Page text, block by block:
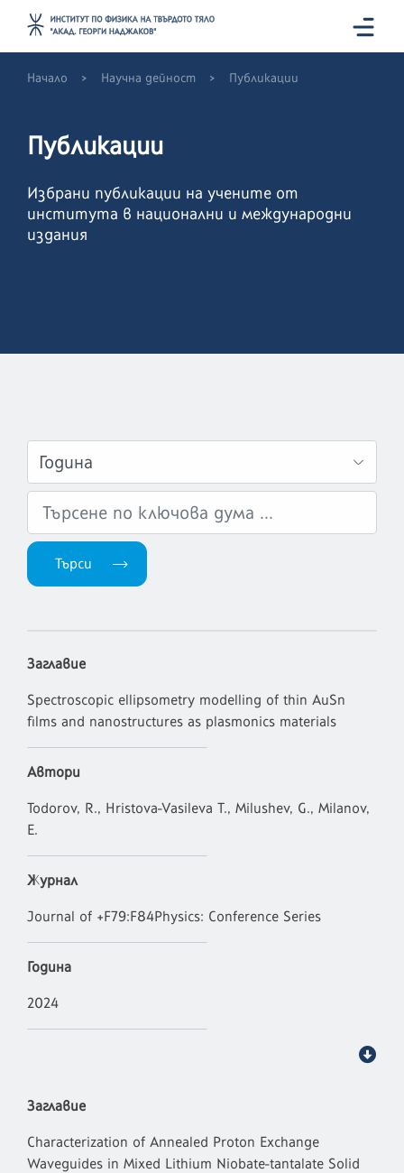
Начало > Научна дейност > Публикации
Публикации
Избрани публикации на учените от
института в национални и международни
издания
Заглавие
Spectroscopic ellipsometry modelling of thin AuSn
films and nanostructures as plasmonics materials
Автори
Todorov, R., Hristova-Vasileva T., Milushev, G., Milanov,
E.
Журнал
Journal of +F79:F84Physics: Conference Series
Година
2024
Заглавие
Characterization of Annealed Proton Exchange
Waveguides in Mixed Lithium Niobate-tantalate Solid